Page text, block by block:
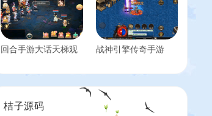
+PC客户端+GM工具
+详细搭建教程+视频
教程
系复古服务端+安卓
苹果双端+GM后台
+详细搭建教程
回合手游大话天梯观
新整理Linux手工服务
端+安卓苹果双端+网
建教程
战神引擎传奇手游
陆超变版-白猪3.1】
最新整理Win系特色
服务端+安卓苹果双
端+GM授权后台+详
桔子源码